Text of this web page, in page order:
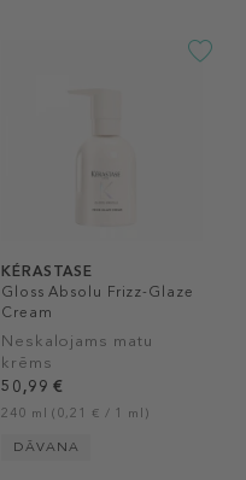
KÉRASTASE
Gloss Absolu Frizz-Glaze
Cream
Neskalojams matu
krēms
50,99 €
240 ml (0,21 € / 1 ml)
DĀVANA